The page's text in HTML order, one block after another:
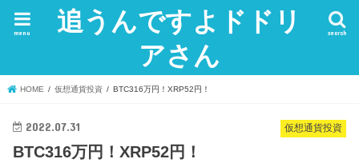
追うんですよドドリ
アさん
search
menu
HOME 仮想通貨投資 BTC316万円！XRP52円！
仮想通貨投資
2022.07.31
BTC316万円！XRP52円！